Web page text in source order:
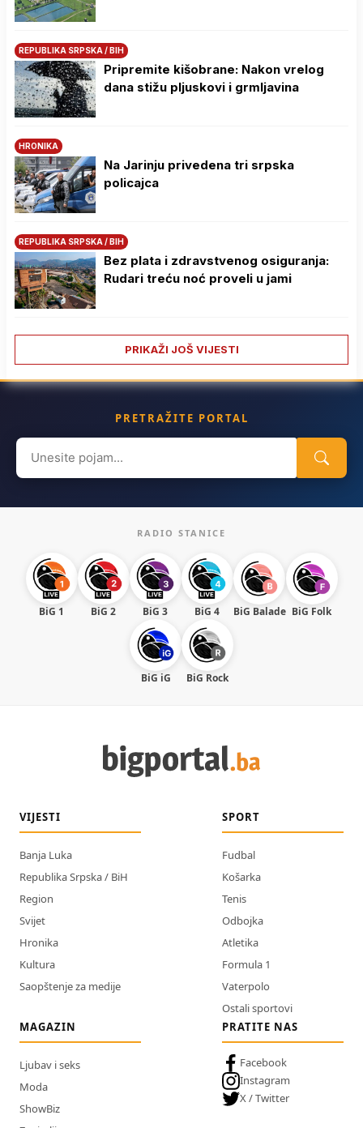
REPUBLIKA SRPSKA / BIH
Pripremite kišobrane: Nakon vrelog
dana stižu pljuskovi i grmljavina
HRONIKA
Na Јarinju privedena tri srpska
policajca
REPUBLIKA SRPSKA / BIH
Bez plata i zdravstvenog osiguranja:
Rudari treću noć proveli u jami
PRIKAŽI JOŠ VIJESTI
PRETRAŽITE PORTAL
Search
for:
RADIO STANICE
BiG 1 BiG 2 BiG 3 BiG 4 BiG Balade BiG Folk
BiG iG BiG Rock
VIJESTI
Banja Luka
Republika Srpska / BiH
Region
Svijet
Hronika
Kultura
Saopštenje za medije
SPORT
Fudbal
Košarka
Tenis
Odbojka
Atletika
Formula 1
Vaterpolo
Ostali sportovi
MAGAZIN
Ljubav i seks
Moda
ShowBiz
PRATITE NAS
Facebook
Instagram
X / Twitter